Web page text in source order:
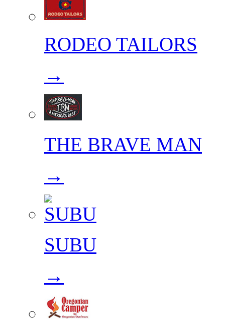
RODEO TAILORS
→
THE BRAVE MAN
→
SUBU
→